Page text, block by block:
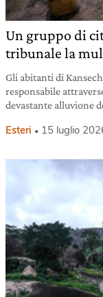
Un gruppo di
tribunale la
Gli abitanti di
responsabile
devastante alluvione
Esteri 15 luglio